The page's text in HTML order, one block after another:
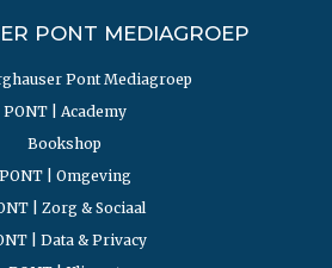
PONT MEDIAGROEP
Pont Mediagroep
PONT | Academy
Bookshop
PONT | Omgeving
| Zorg & Sociaal
| Data & Privacy